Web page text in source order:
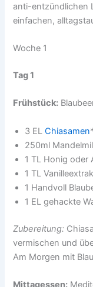
anti-entzündlichen
einfachen,
Woche 1
Tag 1
Frühstück:
3 ELChiasamen
250ml
1 TL Honig oder
1 TL
1 Handvoll
1 EL gehackte
Zubereitung:
vermischen und
Am Morgen mit
Mittagessen: